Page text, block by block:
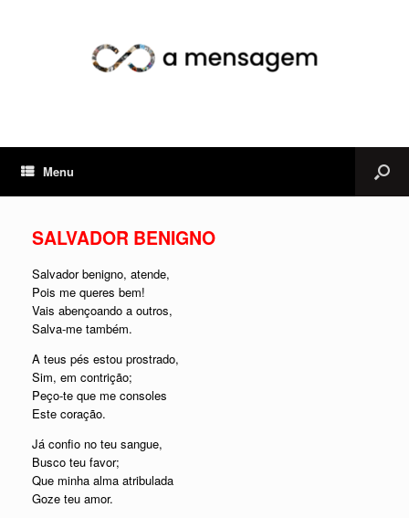
Menu
SALVADOR BENIGNO
Salvador benigno, atende,
Pois me queres bem!
Vais abençoando a outros,
Salva-me também.
A teus pés estou prostrado,
Sim, em contrição;
Peço-te que me consoles
Este coração.
Já confio no teu sangue,
Busco teu favor;
Que minha alma atribulada
Goze teu amor.